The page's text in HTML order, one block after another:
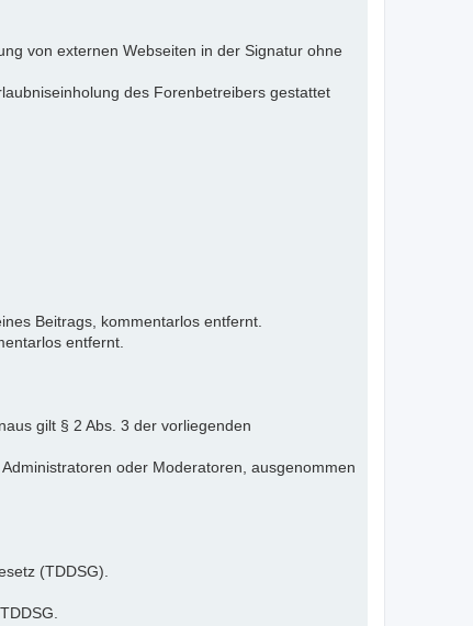
von externen Webseiten in der Signatur ohne
des Forenbetreibers gestattet
Beitrags, kommentarlos entfernt.
entfernt.
gilt § 2 Abs. 3 der vorliegenden
oder Moderatoren, ausgenommen
(TDDSG).